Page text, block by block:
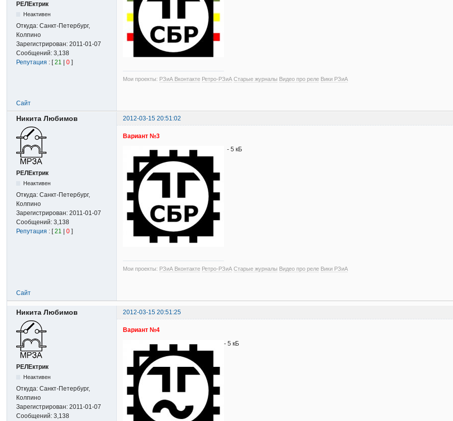
РЕЛЕктрик
Неактивен
Откуда:Санкт-Петербург,
Колпино
Зарегистрирован:2011-01-07
Сообщений:3,138
Репутация : [21 |0 ]
Мои проекты: РЗиА Вконтакте Ретро-РЗиА Старые журналы Видео про реле Вики РЗиА
Сайт
Никита Любимов 2012-03-15 20:51:02
РЕЛЕктрик
Неактивен
Откуда:Санкт-Петербург,
Колпино
Зарегистрирован:2011-01-07
Сообщений:3,138
Репутация : [21 |0 ]
Вариант №3
- 5 кБ
Мои проекты: РЗиА Вконтакте Ретро-РЗиА Старые журналы Видео про реле Вики РЗиА
Сайт
Никита Любимов 2012-03-15 20:51:25
РЕЛЕктрик
Неактивен
Откуда:Санкт-Петербург,
Колпино
Зарегистрирован:2011-01-07
Сообщений:3,138
Вариант №4
- 5 кБ